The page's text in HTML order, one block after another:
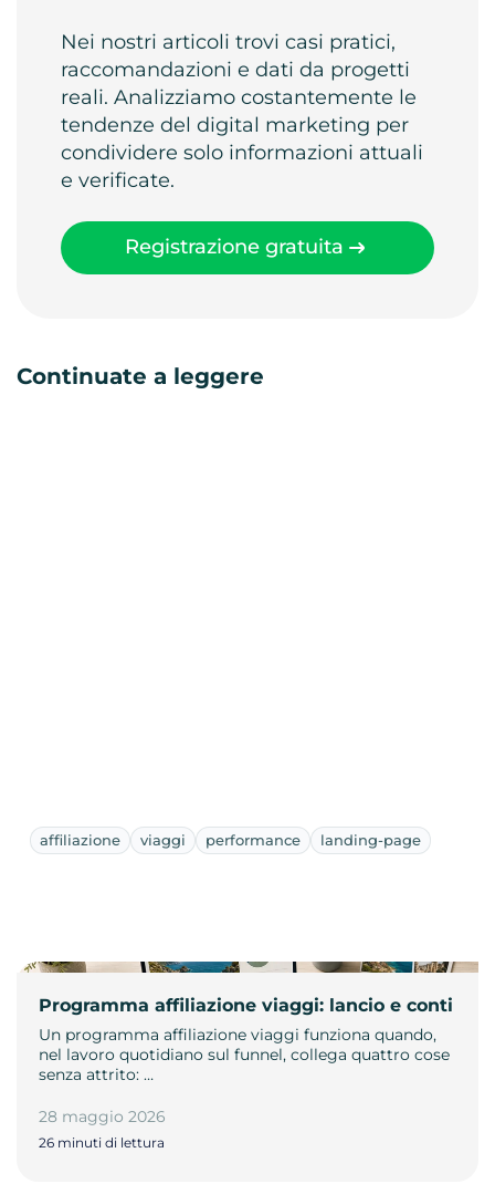
Nei nostri articoli trovi casi pratici,
raccomandazioni e dati da progetti
reali. Analizziamo costantemente le
tendenze del digital marketing per
condividere solo informazioni attuali
e verificate.
Registrazione gratuita
Continuate a leggere
affiliazione viaggi performance landing-page
Programma affiliazione viaggi: lancio e conti
Un programma affiliazione viaggi funziona quando,
nel lavoro quotidiano sul funnel, collega quattro cose
senza attrito: …
28 maggio 2026
26 minuti di lettura